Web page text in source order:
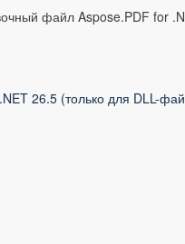
файл Aspose.PDF for
26.5 (только для DLL-